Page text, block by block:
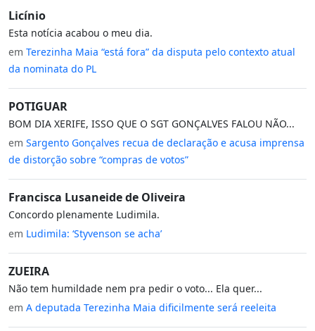
Licínio
Esta notícia acabou o meu dia.
em Terezinha Maia “está fora” da disputa pelo contexto atual
da nominata do PL
POTIGUAR
BOM DIA XERIFE, ISSO QUE O SGT GONÇALVES FALOU NÃO...
em Sargento Gonçalves recua de declaração e acusa imprensa
de distorção sobre “compras de votos”
Francisca Lusaneide de Oliveira
Concordo plenamente Ludimila.
em Ludimila: ‘Styvenson se acha’
ZUEIRA
Não tem humildade nem pra pedir o voto... Ela quer...
em A deputada Terezinha Maia dificilmente será reeleita